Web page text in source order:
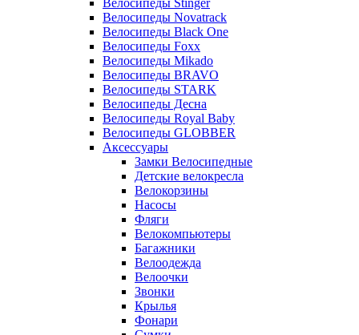
Велосипеды Stinger
Велосипеды Novatrack
Велосипеды Black One
Велосипеды Foxx
Велосипеды Mikado
Велосипеды BRAVO
Велосипеды STARK
Велосипеды Десна
Велосипеды Royal Baby
Велосипеды GLOBBER
Аксессуары
Замки Велосипедные
Детские велокресла
Велокорзины
Насосы
Фляги
Велокомпьютеры
Багажники
Велоодежда
Велоочки
Звонки
Крылья
Фонари